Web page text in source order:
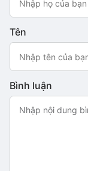
Tên
Bình luận